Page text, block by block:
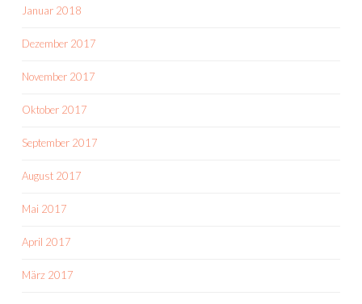
Januar 2018
Dezember 2017
November 2017
Oktober 2017
September 2017
August 2017
Mai 2017
April 2017
März 2017